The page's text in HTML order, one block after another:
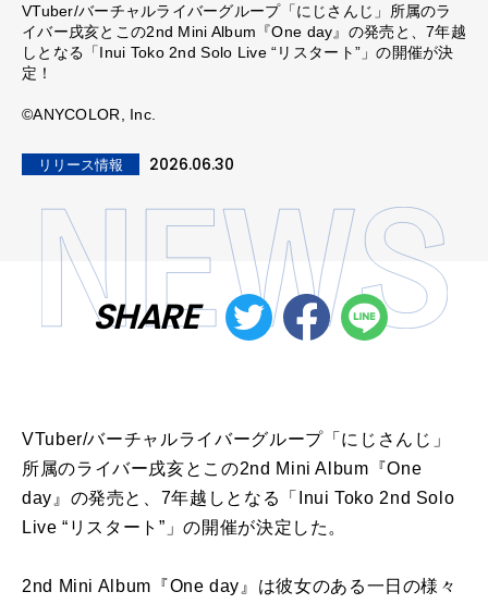
VTuber/バーチャルライバーグループ「にじさんじ」所属のラ
イバー戌亥とこの2nd Mini Album『One day』の発売と、7年越
しとなる「Inui Toko 2nd Solo Live “リスタート”」の開催が決
定！
©ANYCOLOR, Inc.
リリース情報 2026.06.30
SHARE
VTuber/バーチャルライバーグループ「にじさんじ」
所属のライバー戌亥とこの2nd Mini Album『One
day』の発売と、7年越しとなる「Inui Toko 2nd Solo
Live “リスタート”」の開催が決定した。
2nd Mini Album『One day』は彼女のある一日の様々